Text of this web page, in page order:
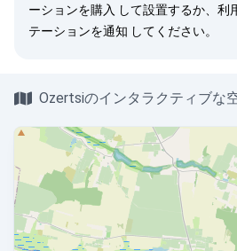
ーションを購入 して設置するか、利
テーションを通知 してください。
Ozertsiのインタラクティブな